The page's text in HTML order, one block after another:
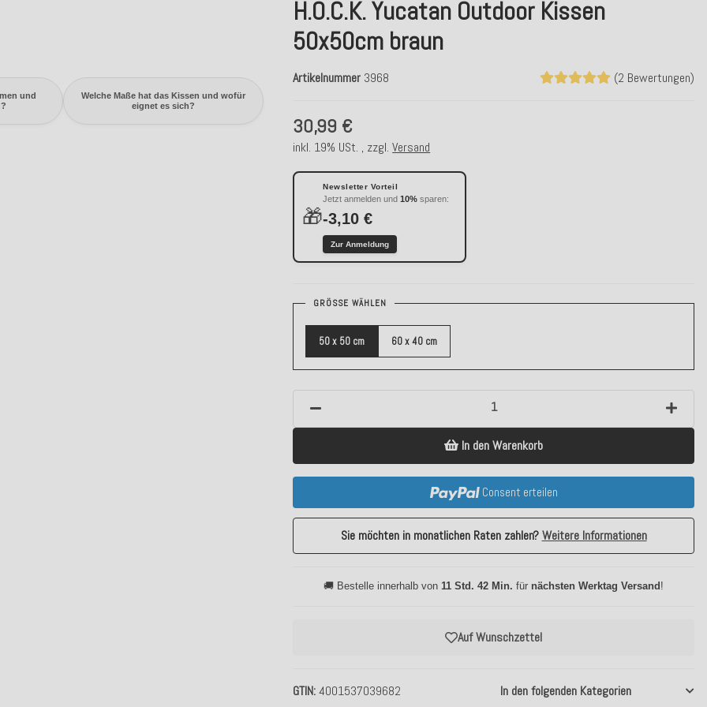
und
Welche Maße hat das Kissen und wofür
eignet es sich?
H.O.C.K. Yucatan Outdoor Kissen
50x50cm braun
(2 Bewertungen)
Artikelnummer 3968
GTIN 4001537039682 In den folgenden Kategorien
30,99 €
inkl. 19% USt. , zzgl.Versand
🎁
Newsletter Vorteil
Jetzt anmelden und10% sparen:
-3,10 €
Zur Anmeldung
Auf Wunschzettel
GRÖSSE WÄHLEN
50 x 50 cm 60 x 40 cm
In den Warenkorb
Consent erteilen
Sie möchten in monatlichen Raten zahlen?Weitere Informationen
🚚 Bestelle innerhalb von11 Std. 42 Min. für nächsten Werktag Versand !